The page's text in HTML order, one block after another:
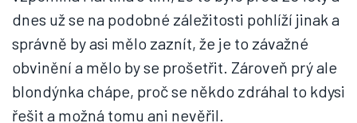
dnes už se na podobné záležitosti pohlíží jinak a
správně by asi mělo zaznít, že je to závažné
obvinění a mělo by se prošetřit. Zároveň prý ale
blondýnka chápe, proč se někdo zdráhal to kdysi
řešit a možná tomu ani nevěřil.